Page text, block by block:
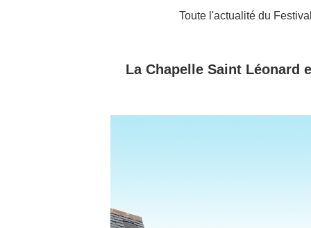
Toute l'actualité du
La Chapelle Saint Léonard